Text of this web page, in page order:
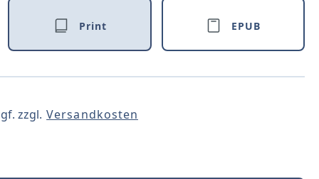
Print EPUB
zzgl. Versandkosten